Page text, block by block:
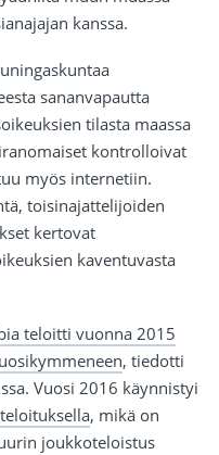
kanssa.
sananvapautta
tilasta maassa
kontrolloivat
myös internetiin.
toisinajattelijoiden
kertovat
kaventuvasta
teloitti vuonna 2015
, tiedotti
Vuosi 2016 käynnistyi
, mikä on
joukkoteloistus